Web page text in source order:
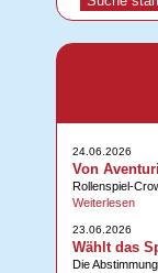
24.06.2026
Von
Rollenspiel-
Weiterlesen
23.06.2026
Wählt das
Die